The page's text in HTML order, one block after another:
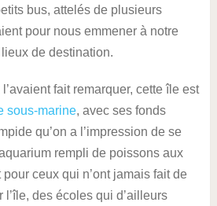
bus, attelés de plusieurs
pour nous emmener à notre
lieux de destination.
fait remarquer, cette île est
sous-marine, avec ses fonds
qu’on a l’impression de se
rempli de poissons aux
ceux qui n’ont jamais fait de
des écoles qui d’ailleurs